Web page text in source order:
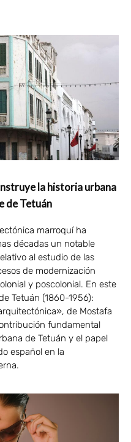
la historia urbana
de Tetuán
marroquí ha
décadas un notable
al estudio de las
de modernización
y poscolonial. En este
Tetuán (1860-1956):
de Mostafa
fundamental
de Tetuán y el papel
español en la